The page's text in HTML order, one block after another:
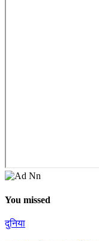
You missed
दुनिया